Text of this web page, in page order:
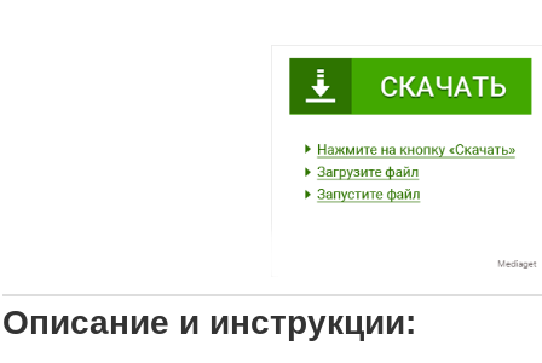
Описание и инструкции: